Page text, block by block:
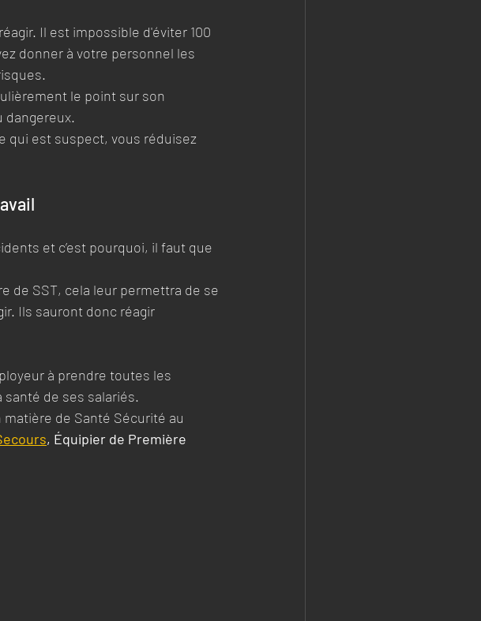
Il est impossible d'éviter 100
donner à votre personnel les
le point sur son
dangereux.
qui est suspect, vous réduisez
et c’est pourquoi, il faut que
de SST, cela leur permettra de se
Ils sauront donc réagir
à prendre toutes les
de ses salariés.
de Santé Sécurité au
, Équipier de Première